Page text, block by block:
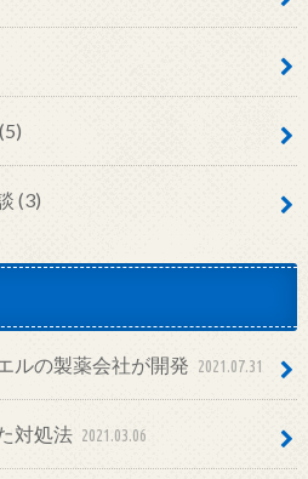
(5)
(3)
の製薬会社が開発 2021.07.31
対処法 2021.03.06